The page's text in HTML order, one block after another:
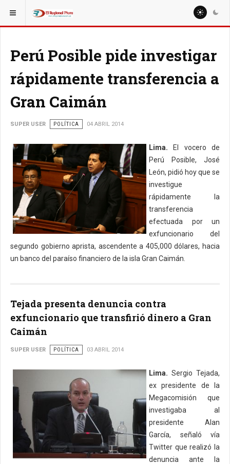
ESTÁ AQUÍ:
Perú Posible pide investigar
rápidamente transferencia a
Gran Caimán
SUPER USER POLÍTICA 04 ABRIL 2014
Lima. El vocero de
Perú Posible, José
León, pidió hoy que se
investigue
rápidamente la
transferencia
efectuada por un
exfuncionario del
segundo gobierno aprista, ascendente a 405,000 dólares, hacia
un banco del paraíso financiero de la isla Gran Caimán.
Tejada presenta denuncia contra
exfuncionario que transfirió dinero a Gran
Caimán
SUPER USER POLÍTICA 03 ABRIL 2014
Lima. Sergio Tejada,
ex presidente de la
Megacomisión que
investigaba al
presidente Alan
García, señaló vía
Twitter que realizó la
denuncia ante la